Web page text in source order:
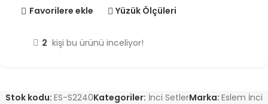
Favorilere ekle Yüzük Ölçüleri
2 kişi bu ürünü inceliyor!
Stok kodu: ES-S2240Kategoriler: İnci SetlerMarka: Eslem İnci